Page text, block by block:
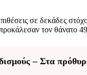
σε δεκάδες
τον θάνατο
– Στα